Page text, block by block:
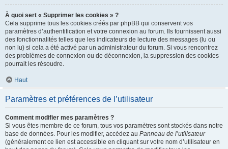
À quoi sert « Supprimer les cookies » ?
Cela supprime tous les cookies créés par phpBB qui conservent vos
paramètres d’authentification et votre connexion au forum. Ils fournissent aussi
des fonctionnalités telles que les indicateurs de lecture des messages (lu ou
non lu) si cela a été activé par un administrateur du forum. Si vous rencontrez
des problèmes de connexion ou de déconnexion, la suppression des cookies
pourrait les résoudre.
Haut
Paramètres et préférences de l’utilisateur
Comment modifier mes paramètres ?
Si vous êtes membre de ce forum, tous vos paramètres sont stockés dans notre
base de données. Pour les modifier, accédez au Panneau de l’utilisateur
(généralement ce lien est accessible en cliquant sur votre nom d’utilisateur en